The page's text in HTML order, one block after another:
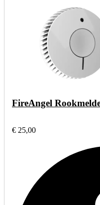
FireAngel
€ 25,00